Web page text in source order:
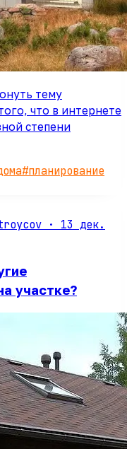
тему
что в интернете
степени
#планирование
· 13 дек.
участке?